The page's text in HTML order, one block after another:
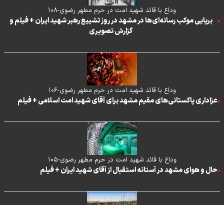
وداع با قائد شهید امت در حرم مطهر رضوی-۱۰۸
برپایی موکب رسانه‌ای‌ها در مشهد در روز تشییع رهبر شهید ایران + فیلم و
گزارش تصویری
وداع با قائد شهید امت در حرم مطهر رضوی-۱۰۶
عزاداری پاکستانی‌های مقیم مشهد برای آقای شهید امت اسلامی + فیلم
وداع با قائد شهید امت در حرم مطهر رضوی-۱۰۵
حال و هوای مشهد در آستانه استقبال از آقای شهید ایران + فیلم